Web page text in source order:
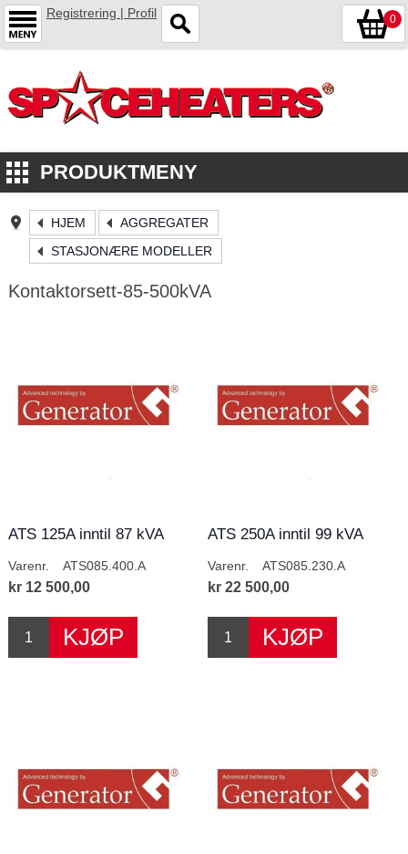
Registrering | Profil 0
PRODUKTMENY
HJEM
AGGREGATER
STASJONÆRE MODELLER
Kontaktorsett-85-500kVA
ATS 125A inntil 87 kVA
Varenr. ATS085.400.A
kr 12 500,00
ATS 250A inntil 99 kVA
Varenr. ATS085.230.A
kr 22 500,00